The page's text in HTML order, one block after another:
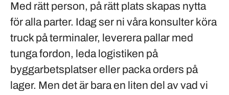
Med rätt person, på rätt plats skapas nytta
för alla parter. Idag ser ni våra konsulter köra
truck på terminaler, leverera pallar med
tunga fordon, leda logistiken på
byggarbetsplatser eller packa orders på
lager. Men det är bara en liten del av vad vi